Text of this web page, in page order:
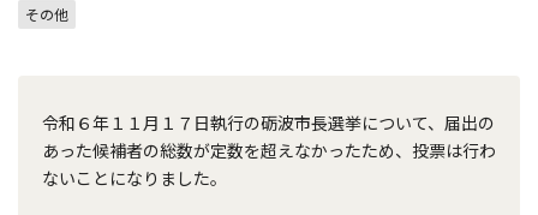
その他
令和６年１１月１７日執行の砺波市長選挙について、届出の
あった候補者の総数が定数を超えなかったため、投票は行わ
ないことになりました。